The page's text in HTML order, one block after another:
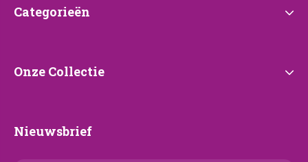
Categorieën
Categorieën
Onze
Onze Collectie
Nieuwsbrief
Nieuwsbrief